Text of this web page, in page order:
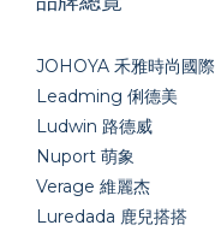
JOHOYA 禾雅時尚國際
Leadming 俐德美
Ludwin 路德威
Nuport 萌象
Verage 維麗杰
Luredada 鹿兒搭搭